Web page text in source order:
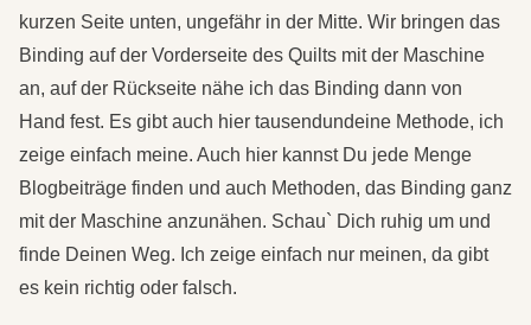
kurzen Seite unten, ungefähr in der Mitte. Wir bringen das
Binding auf der Vorderseite des Quilts mit der Maschine
an, auf der Rückseite nähe ich das Binding dann von
Hand fest. Es gibt auch hier tausendundeine Methode, ich
zeige einfach meine. Auch hier kannst Du jede Menge
Blogbeiträge finden und auch Methoden, das Binding ganz
mit der Maschine anzunähen. Schau` Dich ruhig um und
finde Deinen Weg. Ich zeige einfach nur meinen, da gibt
es kein richtig oder falsch.